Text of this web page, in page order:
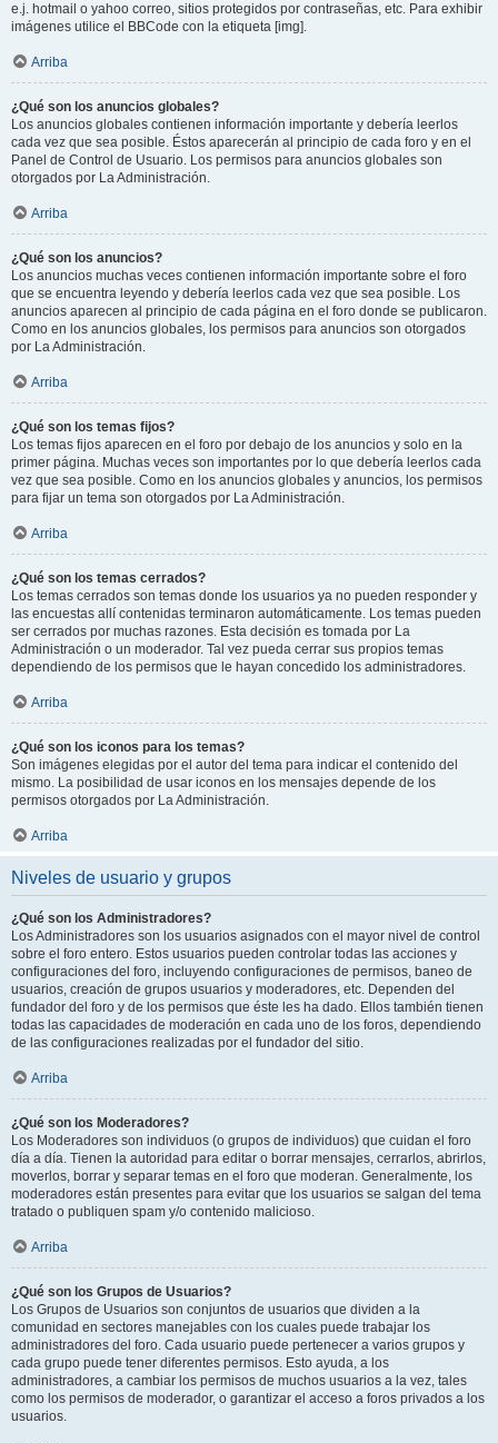
e.j. hotmail o yahoo correo, sitios protegidos por contraseñas, etc. Para exhibir
imágenes utilice el BBCode con la etiqueta [img].
Arriba
¿Qué son los anuncios globales?
Los anuncios globales contienen información importante y debería leerlos
cada vez que sea posible. Éstos aparecerán al principio de cada foro y en el
Panel de Control de Usuario. Los permisos para anuncios globales son
otorgados por La Administración.
Arriba
¿Qué son los anuncios?
Los anuncios muchas veces contienen información importante sobre el foro
que se encuentra leyendo y debería leerlos cada vez que sea posible. Los
anuncios aparecen al principio de cada página en el foro donde se publicaron.
Como en los anuncios globales, los permisos para anuncios son otorgados
por La Administración.
Arriba
¿Qué son los temas fijos?
Los temas fijos aparecen en el foro por debajo de los anuncios y solo en la
primer página. Muchas veces son importantes por lo que debería leerlos cada
vez que sea posible. Como en los anuncios globales y anuncios, los permisos
para fijar un tema son otorgados por La Administración.
Arriba
¿Qué son los temas cerrados?
Los temas cerrados son temas donde los usuarios ya no pueden responder y
las encuestas allí contenidas terminaron automáticamente. Los temas pueden
ser cerrados por muchas razones. Esta decisión es tomada por La
Administración o un moderador. Tal vez pueda cerrar sus propios temas
dependiendo de los permisos que le hayan concedido los administradores.
Arriba
¿Qué son los iconos para los temas?
Son imágenes elegidas por el autor del tema para indicar el contenido del
mismo. La posibilidad de usar iconos en los mensajes depende de los
permisos otorgados por La Administración.
Arriba
Niveles de usuario y grupos
¿Qué son los Administradores?
Los Administradores son los usuarios asignados con el mayor nivel de control
sobre el foro entero. Estos usuarios pueden controlar todas las acciones y
configuraciones del foro, incluyendo configuraciones de permisos, baneo de
usuarios, creación de grupos usuarios y moderadores, etc. Dependen del
fundador del foro y de los permisos que éste les ha dado. Ellos también tienen
todas las capacidades de moderación en cada uno de los foros, dependiendo
de las configuraciones realizadas por el fundador del sitio.
Arriba
¿Qué son los Moderadores?
Los Moderadores son individuos (o grupos de individuos) que cuidan el foro
día a día. Tienen la autoridad para editar o borrar mensajes, cerrarlos, abrirlos,
moverlos, borrar y separar temas en el foro que moderan. Generalmente, los
moderadores están presentes para evitar que los usuarios se salgan del tema
tratado o publiquen spam y/o contenido malicioso.
Arriba
¿Qué son los Grupos de Usuarios?
Los Grupos de Usuarios son conjuntos de usuarios que dividen a la
comunidad en sectores manejables con los cuales puede trabajar los
administradores del foro. Cada usuario puede pertenecer a varios grupos y
cada grupo puede tener diferentes permisos. Esto ayuda, a los
administradores, a cambiar los permisos de muchos usuarios a la vez, tales
como los permisos de moderador, o garantizar el acceso a foros privados a los
usuarios.